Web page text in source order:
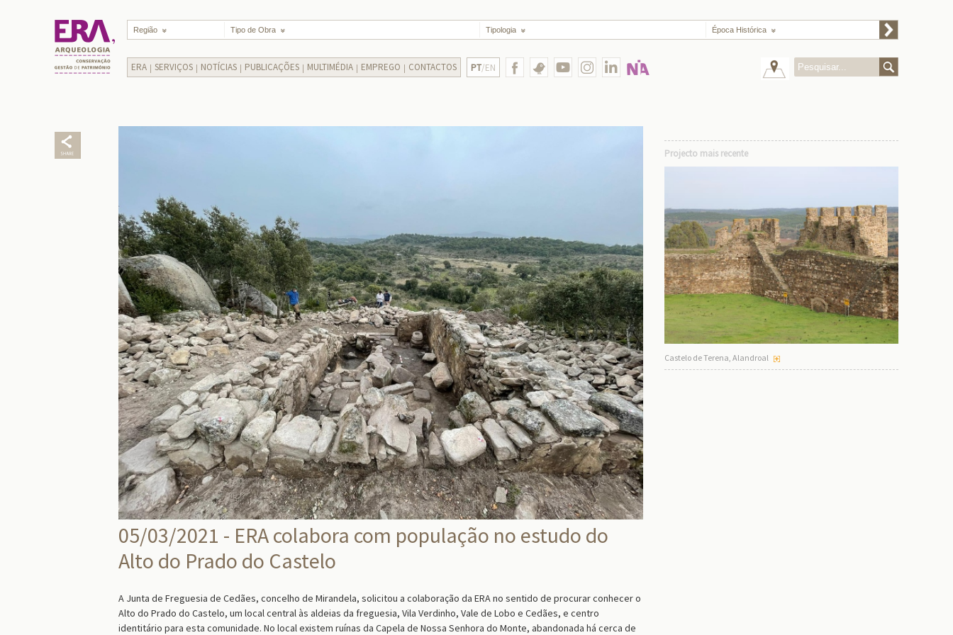
Região Tipo de Obra Tipologia Época Histórica
ERA SERVIÇOS NOTÍCIAS PUBLICAÇÕES MULTIMÉDIA EMPREGO CONTACTOS PT/EN
05/03/2021 - ERA colabora com população no estudo do
Alto do Prado do Castelo
A Junta de Freguesia de Cedães, concelho de Mirandela, solicitou a colaboração da ERA no sentido de procurar conhecer o
Alto do Prado do Castelo, um local central às aldeias da freguesia, Vila Verdinho, Vale de Lobo e Cedães, e centro
identitário para esta comunidade. No local existem ruínas da Capela de Nossa Senhora do Monte, abandonada há cerca de
Projecto mais recente
Castelo de Terena, Alandroal